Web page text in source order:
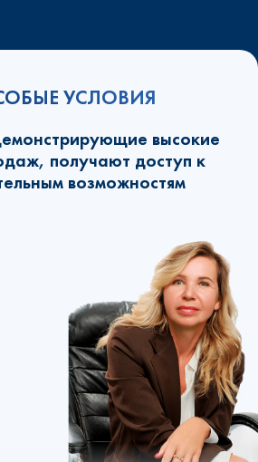
УСЛОВИЯ
высокие
получают доступ к
возможностям